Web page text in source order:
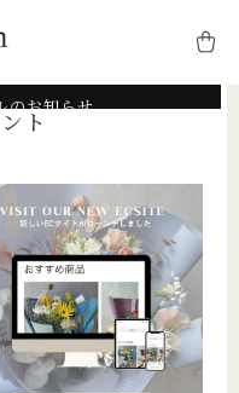
のお知らせ
ト